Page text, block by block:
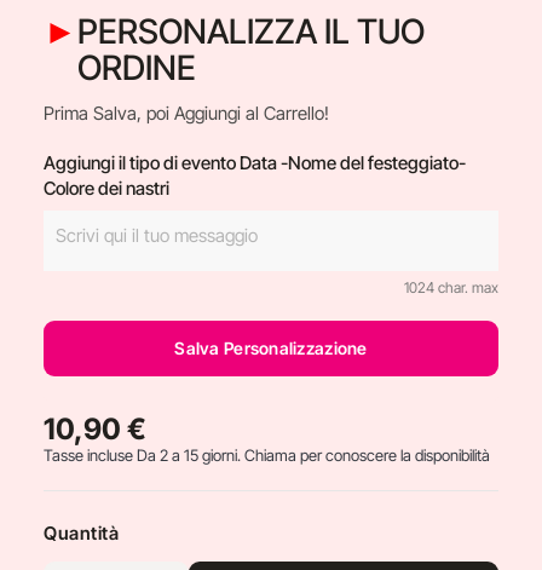
PERSONALIZZA IL TUO
ORDINE
Prima Salva, poi Aggiungi al Carrello!
Aggiungi il tipo di evento Data -Nome del festeggiato-
Colore dei nastri
1024 char. max
Salva Personalizzazione
10,90 €
Tasse incluseDa 2 a 15 giorni. Chiama per conoscere la disponibilità
Quantità